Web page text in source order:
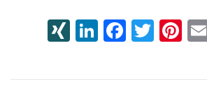
XINGLinkedIn